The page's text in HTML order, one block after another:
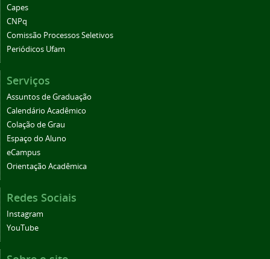
Capes
CNPq
Comissão Processos Seletivos
Periódicos Ufam
Serviços
Assuntos de Graduação
Calendário Acadêmico
Colação de Grau
Espaço do Aluno
eCampus
Orientação Acadêmica
Redes Sociais
Instagram
YouTube